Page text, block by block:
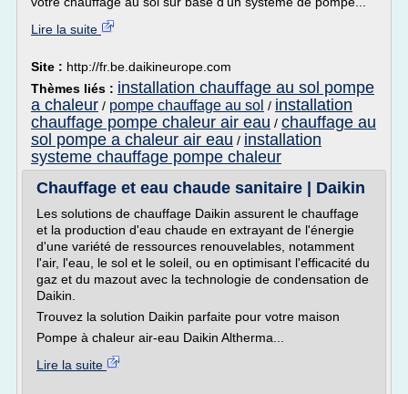
Lire la suite
Site : http://fr.be.daikineurope.com
Thèmes liés : installation chauffage au sol pompe
a chaleur / pompe chauffage au sol / installation
chauffage pompe chaleur air eau / chauffage au
sol pompe a chaleur air eau / installation
systeme chauffage pompe chaleur
Chauffage et eau chaude sanitaire | Daikin
Les solutions de chauffage Daikin assurent le chauffage
et la production d'eau chaude en extrayant de l'énergie
d'une variété de ressources renouvelables, notamment
l'air, l'eau, le sol et le soleil, ou en optimisant l'efficacité du
gaz et du mazout avec la technologie de condensation de
Daikin.
Trouvez la solution Daikin parfaite pour votre maison
Pompe à chaleur air-eau Daikin Altherma...
Lire la suite